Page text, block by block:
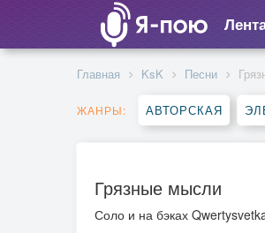
Главная KsK Песни
ЖАНРЫ: АВТОРСКАЯ
Грязные мысли
Соло и на бэках